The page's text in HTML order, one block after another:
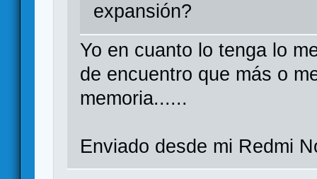
expansión?
Yo en cuanto lo tenga lo
de encuentro que más o
memoria......
Enviado desde mi Redmi